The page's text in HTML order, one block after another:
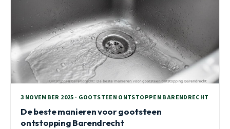
3 NOVEMBER 2025 · GOOTSTEEN ONTSTOPPEN BARENDRECHT
De beste manieren voor gootsteen
ontstopping Barendrecht